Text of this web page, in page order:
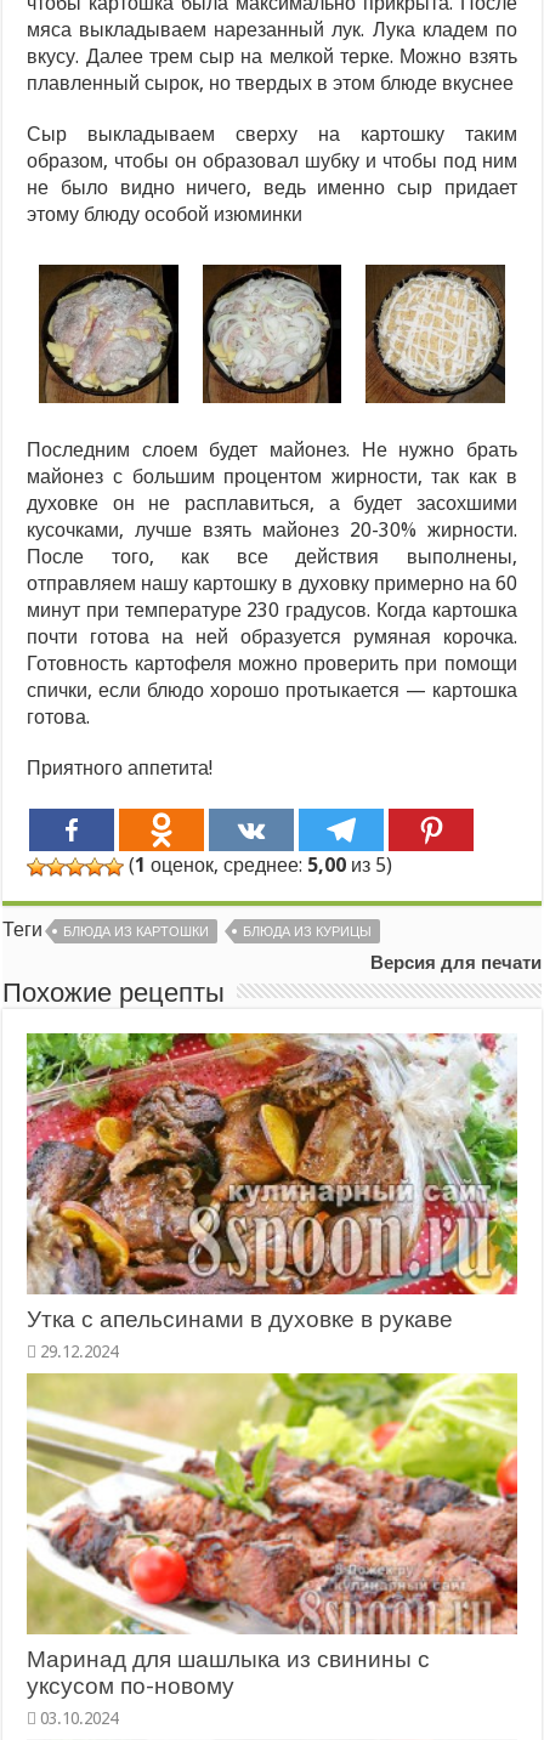
мяса выкладываем нарезанный лук. Лука кладем по
вкусу. Далее трем сыр на мелкой терке. Можно взять
плавленный сырок, но твердых в этом блюде вкуснее
Сыр выкладываем сверху на картошку таким
образом, чтобы он образовал шубку и чтобы под ним
не было видно ничего, ведь именно сыр придает
этому блюду особой изюминки
Последним слоем будет майонез. Не нужно брать
майонез с большим процентом жирности, так как в
духовке он не расплавиться, а будет засохшими
кусочками, лучше взять майонез 20-30% жирности.
После того, как все действия выполнены,
отправляем нашу картошку в духовку примерно на 60
минут при температуре 230 градусов. Когда картошка
почти готова на ней образуется румяная корочка.
Готовность картофеля можно проверить при помощи
спички, если блюдо хорошо протыкается — картошка
готова.
Приятного аппетита!
(1 оценок, среднее: 5,00 из 5)
Теги БЛЮДА ИЗ КАРТОШКИ БЛЮДА ИЗ КУРИЦЫ
Версия для печати
Похожие рецепты
Утка с апельсинами в духовке в рукаве
Маринад для шашлыка из свинины с
уксусом по-новому